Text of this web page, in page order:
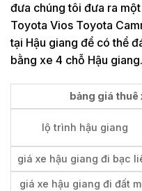
đưa chúng tôi đưa ra
Toyota Vios Toyota
tại Hậu giang để có thể
bằng xe 4 chỗ Hậu giang.
bảng giá thuê
lộ trình hậu giang
giá xe hậu giang đi bạc
giá xe hậu giang đi đất